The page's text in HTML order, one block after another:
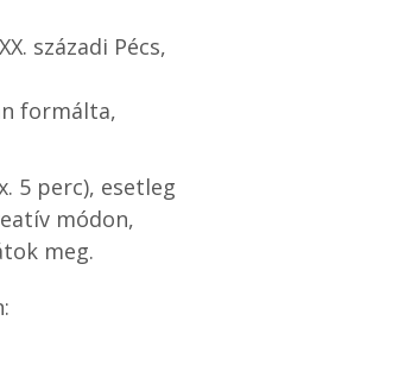
századi Pécs,
formálta,
5 perc), esetleg
módon,
meg.